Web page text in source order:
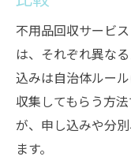
不用品回収サービ
は、それぞれ異な
込みは自治体ルー
収集してもらう方
が、申し込みや分
ます。